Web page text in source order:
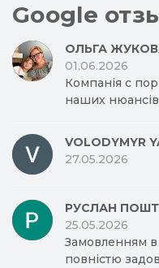
Google
ОЛЬГА
01.06.2026
Компанія с
наших
VOLODYMYR
27.05.2026
РУСЛАН
25.05.2026
Замовленням
повністю